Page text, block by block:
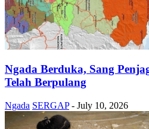
Ngada Berduka, Sang
Telah Berpulang
Ngada SERGAP - July 10, 2026